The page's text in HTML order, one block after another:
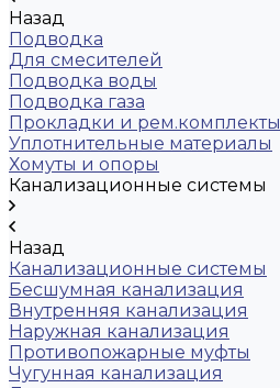
Назад
Подводка
Для смесителей
Подводка воды
Подводка газа
Прокладки и рем.комплекты
Уплотнительные материалы
Хомуты и опоры
Канализационные системы
Назад
Канализационные системы
Бесшумная канализация
Внутренняя канализация
Наружная канализация
Противопожарные муфты
Чугунная канализация